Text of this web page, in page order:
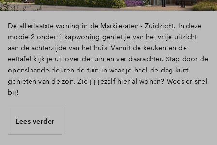
De allerlaatste woning in de Markiezaten - Zuidzicht. In deze
mooie 2 onder 1 kapwoning geniet je van het vrije uitzicht
aan de achterzijde van het huis. Vanuit de keuken en de
eettafel kijk je uit over de tuin en ver daarachter. Stap door de
openslaande deuren de tuin in waar je heel de dag kunt
genieten van de zon. Zie jij jezelf hier al wonen? Wees er snel
bij!
Lees verder